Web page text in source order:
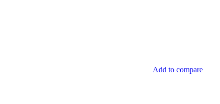
Add to compare